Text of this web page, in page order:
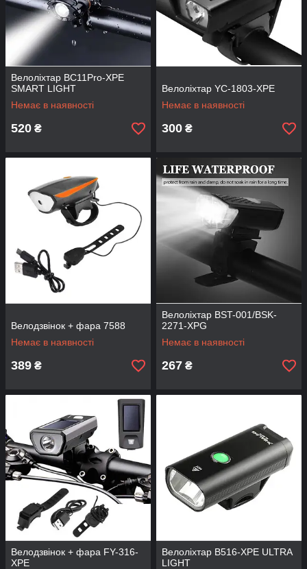
Велоліхтар BC11Pro-XPE
SMART LIGHT
Немає в наявності
520 ₴
Велоліхтар YC-1803-XPE
Немає в наявності
300 ₴
Велодзвінок + фара 7588
Немає в наявності
389 ₴
Велоліхтар BST-001/BSK-
2271-XPG
Немає в наявності
267 ₴
Велодзвінок + фара FY-316-
XPE
Велоліхтар B516-XPE ULTRA
LIGHT